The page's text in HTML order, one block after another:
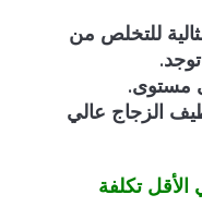
للتخلص من
مستوى.
الزجاج عالي
تكلفة